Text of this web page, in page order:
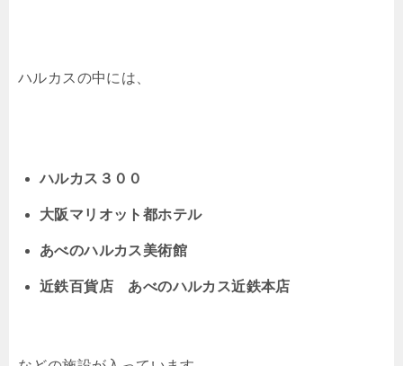
ハルカスの中には、
ハルカス３００
大阪マリオット都ホテル
あべのハルカス美術館
近鉄百貨店 あべのハルカス近鉄本店